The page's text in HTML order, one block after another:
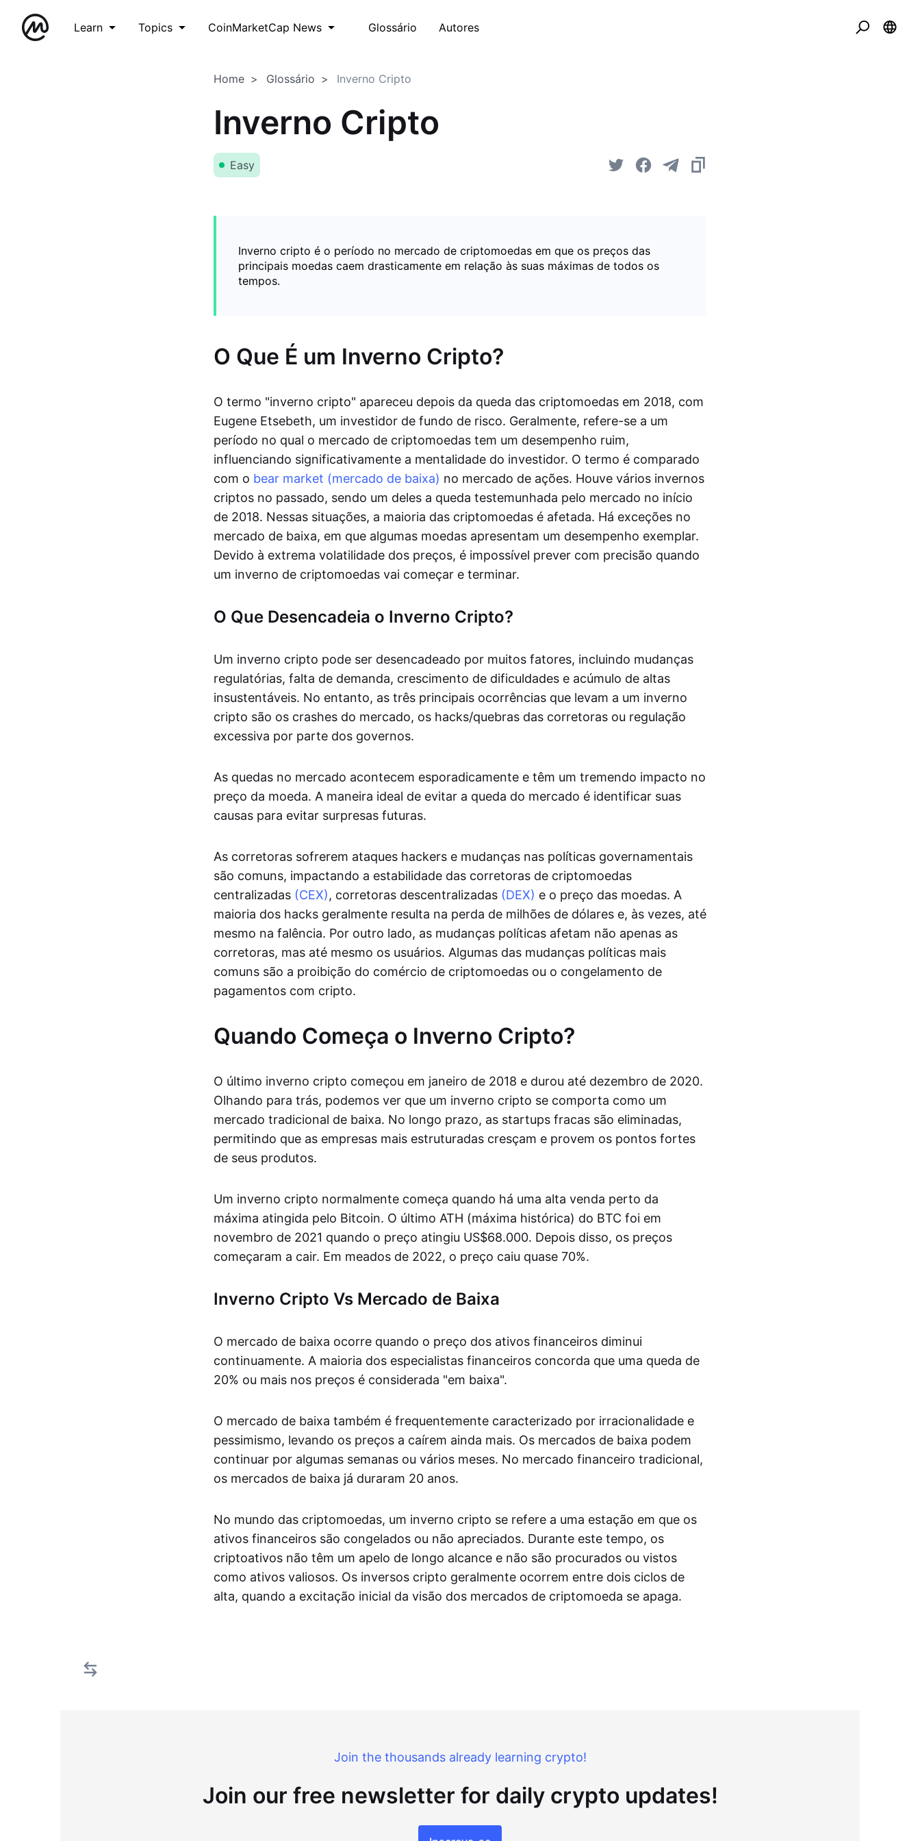
Learn Topics CoinMarketCap News Glossário Autores
Home Glossário Inverno Cripto
Inverno Cripto
Easy
Inverno cripto é o período no mercado de criptomoedas em que os preços das
principais moedas caem drasticamente em relação às suas máximas de todos os
tempos.
O Que É um Inverno Cripto?
O termo "inverno cripto" apareceu depois da queda das criptomoedas em 2018, com
Eugene Etsebeth, um investidor de fundo de risco. Geralmente, refere-se a um
período no qual o mercado de criptomoedas tem um desempenho ruim,
influenciando significativamente a mentalidade do investidor. O termo é comparado
com o bear market (mercado de baixa) no mercado de ações. Houve vários invernos
criptos no passado, sendo um deles a queda testemunhada pelo mercado no início
de 2018. Nessas situações, a maioria das criptomoedas é afetada. Há exceções no
mercado de baixa, em que algumas moedas apresentam um desempenho exemplar.
Devido à extrema volatilidade dos preços, é impossível prever com precisão quando
um inverno de criptomoedas vai começar e terminar.
O Que Desencadeia o Inverno Cripto?
Um inverno cripto pode ser desencadeado por muitos fatores, incluindo mudanças
regulatórias, falta de demanda, crescimento de dificuldades e acúmulo de altas
insustentáveis. No entanto, as três principais ocorrências que levam a um inverno
cripto são os crashes do mercado, os hacks/quebras das corretoras ou regulação
excessiva por parte dos governos.
As quedas no mercado acontecem esporadicamente e têm um tremendo impacto no
preço da moeda. A maneira ideal de evitar a queda do mercado é identificar suas
causas para evitar surpresas futuras.
As corretoras sofrerem ataques hackers e mudanças nas políticas governamentais
são comuns, impactando a estabilidade das corretoras de criptomoedas
centralizadas (CEX), corretoras descentralizadas (DEX) e o preço das moedas. A
maioria dos hacks geralmente resulta na perda de milhões de dólares e, às vezes, até
mesmo na falência. Por outro lado, as mudanças políticas afetam não apenas as
corretoras, mas até mesmo os usuários. Algumas das mudanças políticas mais
comuns são a proibição do comércio de criptomoedas ou o congelamento de
pagamentos com cripto.
Quando Começa o Inverno Cripto?
O último inverno cripto começou em janeiro de 2018 e durou até dezembro de 2020.
Olhando para trás, podemos ver que um inverno cripto se comporta como um
mercado tradicional de baixa. No longo prazo, as startups fracas são eliminadas,
permitindo que as empresas mais estruturadas cresçam e provem os pontos fortes
de seus produtos.
Um inverno cripto normalmente começa quando há uma alta venda perto da
máxima atingida pelo Bitcoin. O último ATH (máxima histórica) do BTC foi em
novembro de 2021 quando o preço atingiu US$68.000. Depois disso, os preços
começaram a cair. Em meados de 2022, o preço caiu quase 70%.
Inverno Cripto Vs Mercado de Baixa
O mercado de baixa ocorre quando o preço dos ativos financeiros diminui
continuamente. A maioria dos especialistas financeiros concorda que uma queda de
20% ou mais nos preços é considerada "em baixa".
O mercado de baixa também é frequentemente caracterizado por irracionalidade e
pessimismo, levando os preços a caírem ainda mais. Os mercados de baixa podem
continuar por algumas semanas ou vários meses. No mercado financeiro tradicional,
os mercados de baixa já duraram 20 anos.
No mundo das criptomoedas, um inverno cripto se refere a uma estação em que os
ativos financeiros são congelados ou não apreciados. Durante este tempo, os
criptoativos não têm um apelo de longo alcance e não são procurados ou vistos
como ativos valiosos. Os inversos cripto geralmente ocorrem entre dois ciclos de
alta, quando a excitação inicial da visão dos mercados de criptomoeda se apaga.
Join the thousands already learning crypto!
Join our free newsletter for daily crypto updates!